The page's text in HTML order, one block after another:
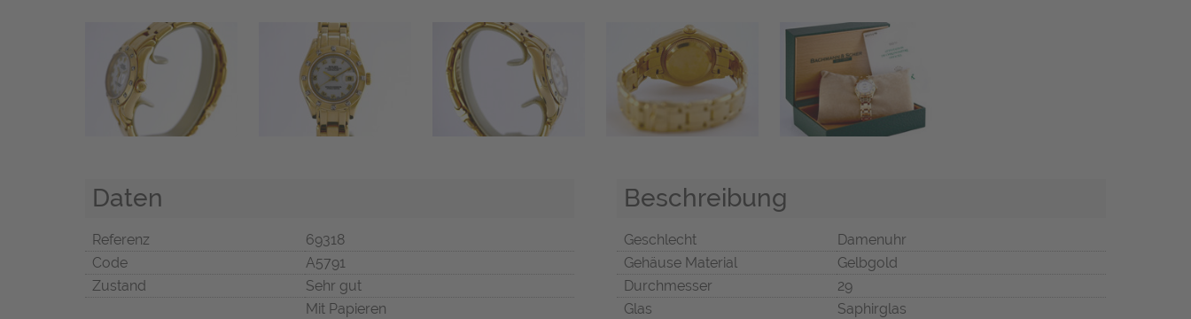
Daten
Referenz
69318
Code
A5791
Zustand
Sehr gut
Mit Papieren
Beschreibung
Geschlecht
Damenuhr
Gehäuse Material
Gelbgold
Durchmesser
29
Glas
Saphirglas